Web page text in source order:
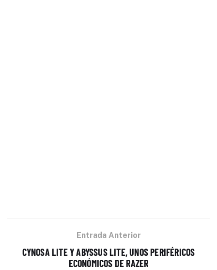
Entrada Anterior
CYNOSA LITE Y ABYSSUS LITE, UNOS PERIFÉRICOS
ECONÓMICOS DE RAZER